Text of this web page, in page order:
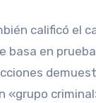
calificó el
basa en
«grupo